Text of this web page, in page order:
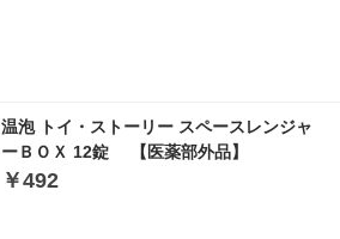
温泡 トイ・ストーリー スペースレンジャ
ーＢＯＸ 12錠 【医薬部外品】
￥492